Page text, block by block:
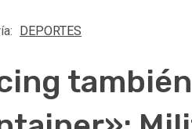
DEPORTES